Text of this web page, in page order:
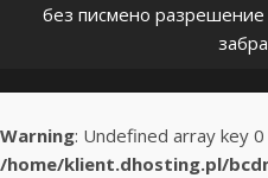
без писмено разрешение
Warning: Undefined array key 0
/home/klient.dhosting.pl/